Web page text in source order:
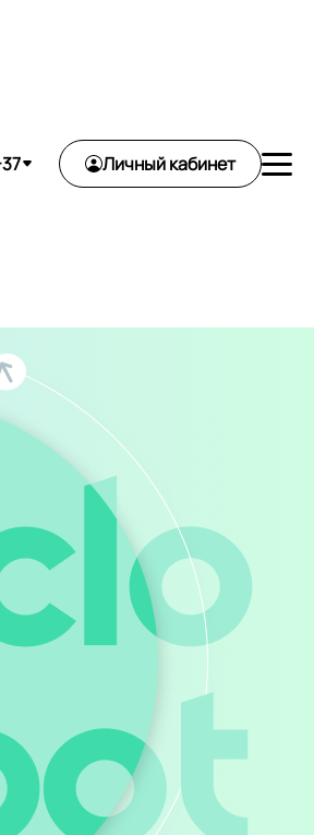
Личный кабинет